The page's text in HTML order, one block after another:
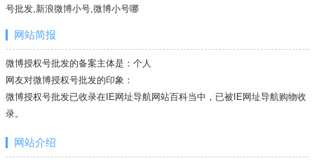
号批发,新浪微博小号,微博小号哪
网站简报
微博授权号批发的备案主体是：个人
网友对微博授权号批发的印象：
微博授权号批发已收录在IE网址导航网站百科当中，已被IE网址导航购物收
录。
网站介绍